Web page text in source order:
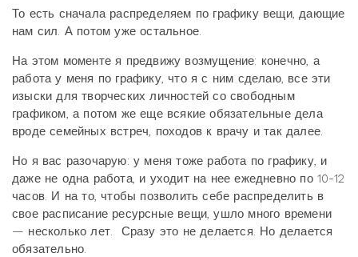
То есть сначала распределяем по графику вещи, дающие
нам сил. А потом уже остальное.
На этом моменте я предвижу возмущение: конечно, а
работа у меня по графику, что я с ним сделаю, все эти
изыски для творческих личностей со свободным
графиком, а потом же еще всякие обязательные дела
вроде семейных встреч, походов к врачу и так далее.
Но я вас разочарую: у меня тоже работа по графику, и
даже не одна работа, и уходит на нее ежедневно по 10-12
часов. И на то, чтобы позволить себе распределить в
свое расписание ресурсные вещи, ушло много времени
— несколько лет. Сразу это не делается. Но делается
обязательно.